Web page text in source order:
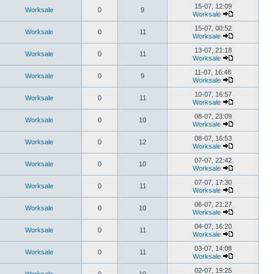
Worksale 0 9
15-07, 12:09
Worksale
Worksale 0 11
15-07, 00:52
Worksale
Worksale 0 11
13-07, 21:18
Worksale
Worksale 0 9
11-07, 16:48
Worksale
Worksale 0 11
10-07, 16:57
Worksale
Worksale 0 10
08-07, 23:09
Worksale
Worksale 0 12
08-07, 16:53
Worksale
Worksale 0 10
07-07, 22:42
Worksale
Worksale 0 11
07-07, 17:30
Worksale
Worksale 0 10
06-07, 21:27
Worksale
Worksale 0 11
04-07, 16:20
Worksale
Worksale 0 11
03-07, 14:08
Worksale
02-07, 19:25